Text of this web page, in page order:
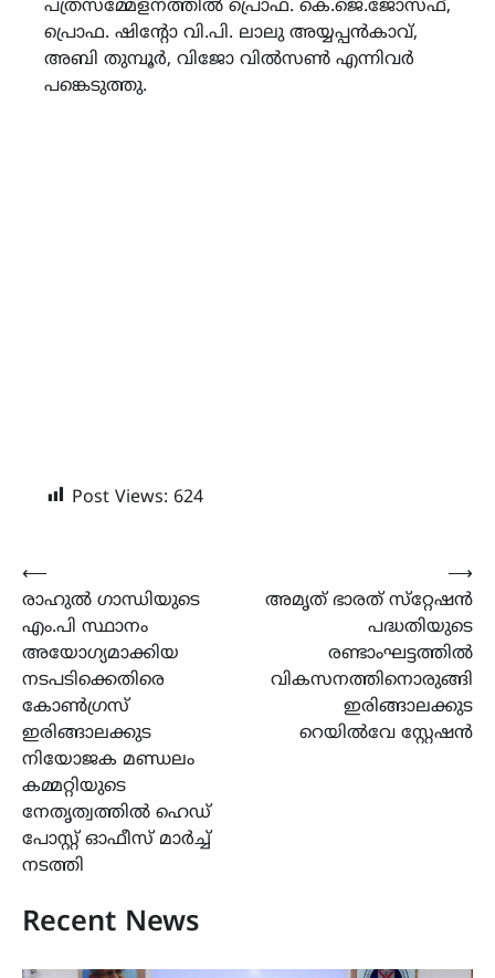
പത്രസമ്മേളനത്തില്‍ പ്രൊഫ. കെ.ജെ.ജോസഫ്,
പ്രൊഫ. ഷിന്‍റോ വി.പി. ലാലു അയ്യപ്പൻകാവ്,
അബി തുമ്പൂർ, വിജോ വിൽസൺ എന്നിവര്‍
പങ്കെടുത്തു.
Post Views: 624
Post
navigation
⟵
രാഹുൽ ഗാന്ധിയുടെ
എം.പി സ്ഥാനം
അയോഗ്യമാക്കിയ
നടപടിക്കെതിരെ
കോൺഗ്രസ്
ഇരിങ്ങാലക്കുട
നിയോജക മണ്ഡലം
കമ്മറ്റിയുടെ
നേതൃത്വത്തിൽ ഹെഡ്
പോസ്റ്റ്‌ ഓഫീസ് മാർച്ച്‌
നടത്തി
അമൃത് ഭാരത് സ്‌റ്റേഷൻ
പദ്ധതിയുടെ
രണ്ടാംഘട്ടത്തിൽ
വികസനത്തിനൊരുങ്ങി
ഇരിങ്ങാലക്കുട
റെയിൽവേ സ്റ്റേഷൻ
⟶
Recent News